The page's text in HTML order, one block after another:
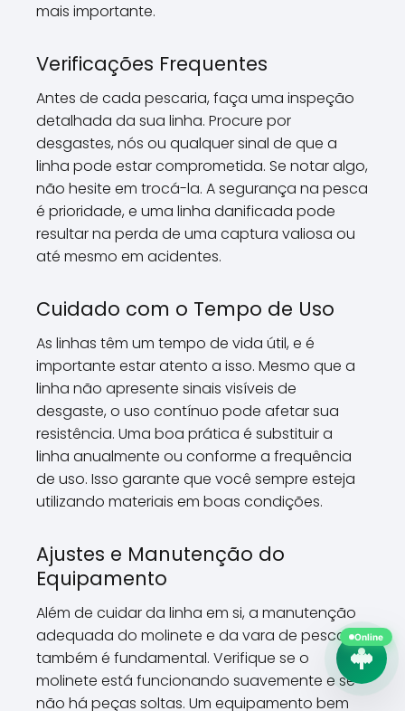
mais importante.
Verificações Frequentes
Antes de cada pescaria, faça uma inspeção
detalhada da sua linha. Procure por
desgastes, nós ou qualquer sinal de que a
linha pode estar comprometida. Se notar algo,
não hesite em trocá-la. A segurança na pesca
é prioridade, e uma linha danificada pode
resultar na perda de uma captura valiosa ou
até mesmo em acidentes.
Cuidado com o Tempo de Uso
As linhas têm um tempo de vida útil, e é
importante estar atento a isso. Mesmo que a
linha não apresente sinais visíveis de
desgaste, o uso contínuo pode afetar sua
resistência. Uma boa prática é substituir a
linha anualmente ou conforme a frequência
de uso. Isso garante que você sempre esteja
utilizando materiais em boas condições.
Ajustes e Manutenção do
Equipamento
Além de cuidar da linha em si, a manutenção
adequada do molinete e da vara de pesca
também é fundamental. Verifique se o
molinete está funcionando suavemente e se
não há peças soltas. Um equipamento bem
Online